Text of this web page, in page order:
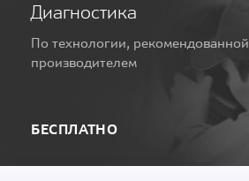
Диагностика
По технологии, рекомендованной
производителем
БЕСПЛАТНО